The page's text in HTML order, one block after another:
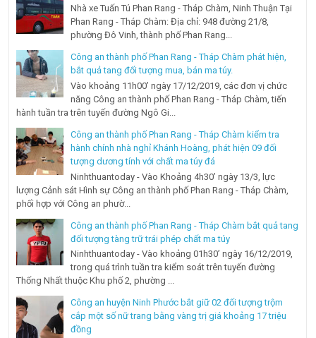
Nhà xe Tuấn Tú Phan Rang - Tháp Chàm, Ninh Thuận Tại
Phan Rang - Tháp Chàm: Địa chỉ: 948 đường 21/8,
phường Đô Vinh, thành phố Phan Rang...
Công an thành phố Phan Rang - Tháp Chàm phát hiện,
bắt quả tang đối tượng mua, bán ma túy.
Vào khoảng 11h00’ ngày 17/12/2019, các đơn vị chức
năng Công an thành phố Phan Rang - Tháp Chàm, tiến
hành tuần tra trên tuyến đường Ngô Gi...
Công an thành phố Phan Rang - Tháp Chàm kiểm tra
hành chính nhà nghỉ Khánh Hoàng, phát hiện 09 đối
tượng dương tính với chất ma túy đá
Ninhthuantoday - Vào Khoảng 4h30’ ngày 13/3, lực
lượng Cảnh sát Hình sự Công an thành phố Phan Rang - Tháp Chàm,
phối hợp với Công an phườ...
Công an thành phố Phan Rang - Tháp Chàm bắt quả tang
đối tượng tàng trữ trái phép chất ma túy
Ninhthuantoday - Vào khoảng 01h30’ ngày 16/12/2019,
trong quá trình tuần tra kiểm soát trên tuyến đường
Thống Nhất thuộc Khu phố 2, phường ...
Công an huyện Ninh Phước bắt giữ 02 đối tượng trộm
cắp một số nữ trang bằng vàng trị giá khoảng 17 triệu
đồng